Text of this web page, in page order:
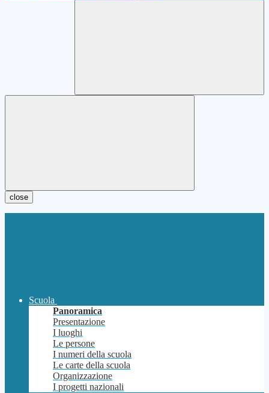
close
Scuola
Panoramica
Presentazione
I luoghi
Le persone
I numeri della scuola
Le carte della scuola
Organizzazione
I progetti nazionali